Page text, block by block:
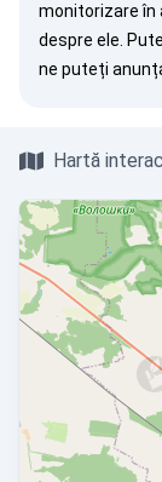
monitorizare în
despre ele.
ne puteți
Hartă